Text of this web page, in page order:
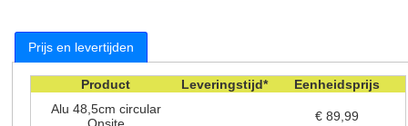
Prijs en levertijden
Product Leveringstijd*
Eenheidsprijs
Alu 48,5cm circular
€ 89,99